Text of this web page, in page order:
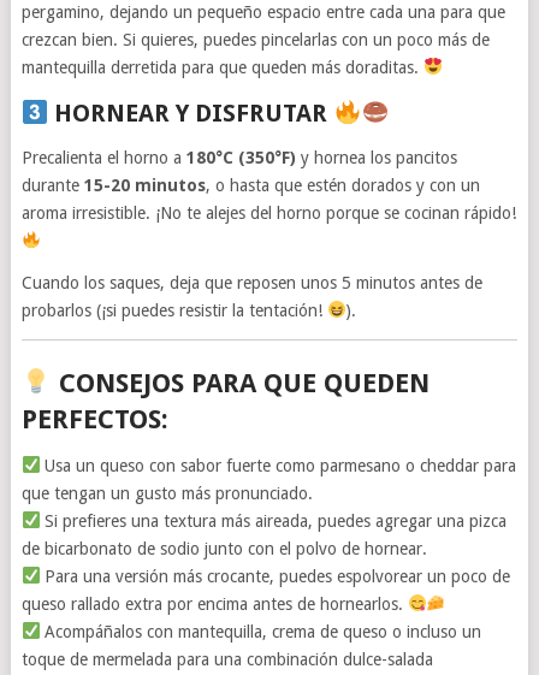
pergamino, dejando un pequeño espacio entre cada una para que
crezcan bien. Si quieres, puedes pincelarlas con un poco más de
mantequilla derretida para que queden más doraditas.
HORNEAR Y DISFRUTAR
Precalienta el horno a 180°C (350°F) y hornea los pancitos
durante 15-20 minutos, o hasta que estén dorados y con un
aroma irresistible. ¡No te alejes del horno porque se cocinan rápido!
Cuando los saques, deja que reposen unos 5 minutos antes de
probarlos (¡si puedes resistir la tentación!
).
CONSEJOS PARA QUE QUEDEN
PERFECTOS:
Usa un queso con sabor fuerte como parmesano o cheddar para
que tengan un gusto más pronunciado.
Si prefieres una textura más aireada, puedes agregar una pizca
de bicarbonato de sodio junto con el polvo de hornear.
Para una versión más crocante, puedes espolvorear un poco de
queso rallado extra por encima antes de hornearlos.
Acompáñalos con mantequilla, crema de queso o incluso un
toque de mermelada para una combinación dulce-salada